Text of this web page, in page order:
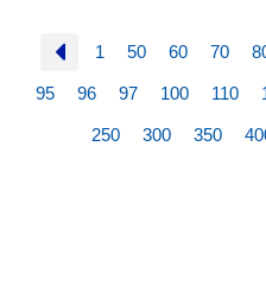
1 50 60 70
95 96 97 100 110
250 300 350